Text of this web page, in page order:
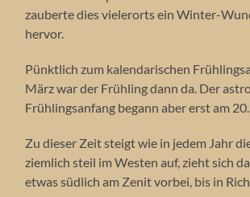
zauberte dies vielerorts ein Winter-
hervor.
Pünktlich zum kalendarischen
März war der Frühling dann da. Der
Frühlingsanfang begann aber erst am
Zu dieser Zeit steigt wie in jedem Jahr
ziemlich steil im Westen auf, zieht sich
etwas südlich am Zenit vorbei, bis in